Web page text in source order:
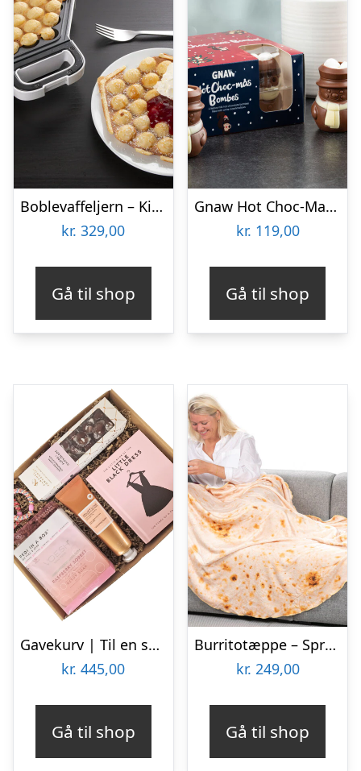
Boblevaffeljern – KitchPro
kr. 329,00
Gå til shop
Gnaw Hot Choc-Mas chokoladebomber til varm chokolade
kr. 119,00
Gå til shop
Gavekurv | Til en skøn kvinde
kr. 445,00
Gå til shop
Burritotæppe – Spralla
kr. 249,00
Gå til shop